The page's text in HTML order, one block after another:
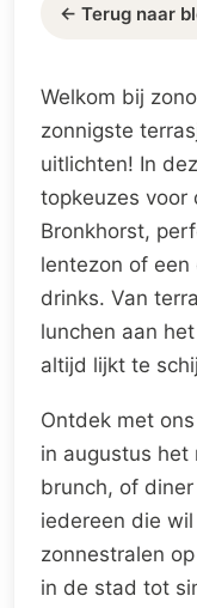
← Terug naar
Welkom bij
zonnigste
uitlichten! In
topkeuzes voor
Bronkhorst,
lentezon of
drinks. Van
lunchen aan
altijd lijkt te
Ontdek met
in augustus het
brunch, of
iedereen die
zonnestralen
in de stad tot